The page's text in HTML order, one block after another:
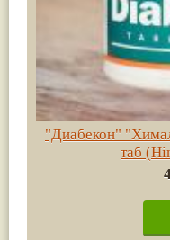
"Диабекон"
таб